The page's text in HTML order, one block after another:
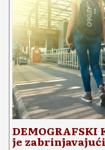
je zabrinjavajući